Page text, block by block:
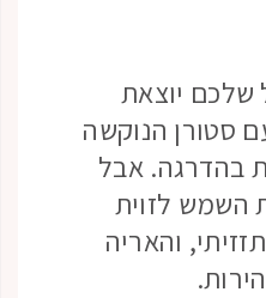
יוצאת
סטורן הנוקשה
בהדרגה. אבל
השמש לזוית
והאריה